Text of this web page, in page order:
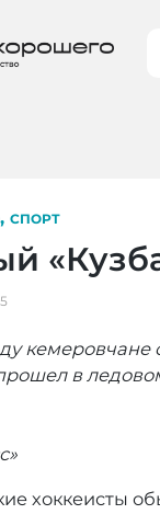
, СПОРТ
кемеровчане
в
хоккеисты